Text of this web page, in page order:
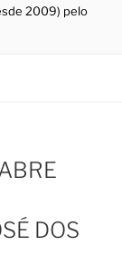
2009) pelo
DOS